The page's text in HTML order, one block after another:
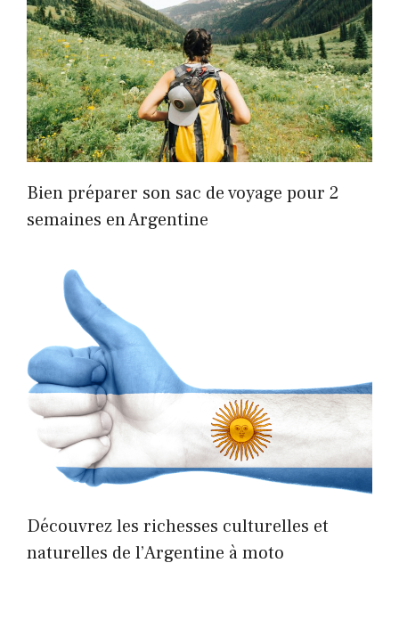
Bien préparer son sac de voyage pour 2
semaines en Argentine
Découvrez les richesses culturelles et
naturelles de l’Argentine à moto